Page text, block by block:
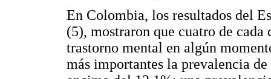
En Colombia, los resultados del
(5), mostraron que cuatro de
trastorno mental en algún
más importantes la prevalencia